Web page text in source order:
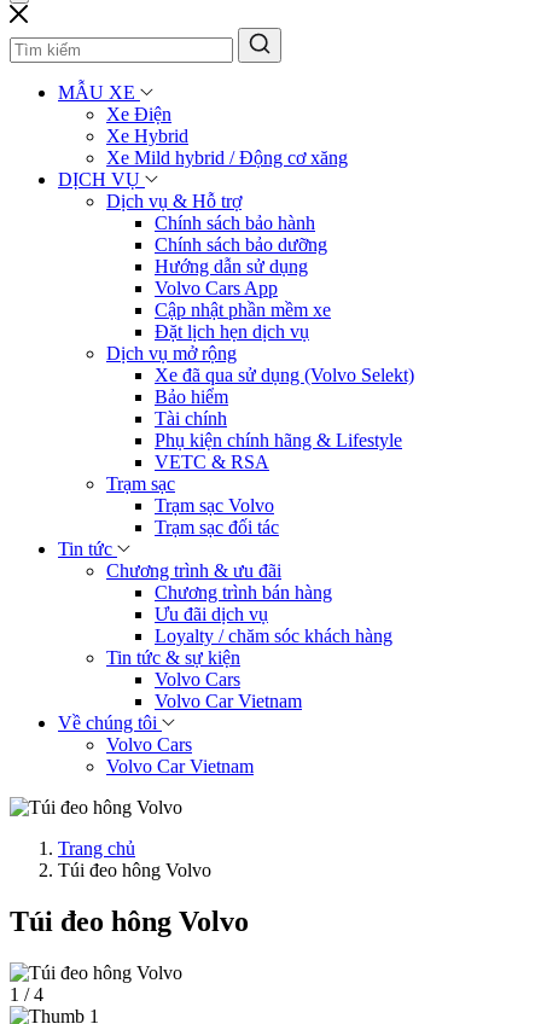
MẪU XE
Xe Điện
Xe Hybrid
Xe Mild hybrid / Động cơ xăng
DỊCH VỤ
Dịch vụ & Hỗ trợ
Chính sách bảo hành
Chính sách bảo dưỡng
Hướng dẫn sử dụng
Volvo Cars App
Cập nhật phần mềm xe
Đặt lịch hẹn dịch vụ
Dịch vụ mở rộng
Xe đã qua sử dụng (Volvo Selekt)
Bảo hiểm
Tài chính
Phụ kiện chính hãng & Lifestyle
VETC & RSA
Trạm sạc
Trạm sạc Volvo
Trạm sạc đối tác
Tin tức
Chương trình & ưu đãi
Chương trình bán hàng
Ưu đãi dịch vụ
Loyalty / chăm sóc khách hàng
Tin tức & sự kiện
Volvo Cars
Volvo Car Vietnam
Về chúng tôi
Volvo Cars
Volvo Car Vietnam
Trang chủ
Túi đeo hông Volvo
Túi đeo hông Volvo
1 /4